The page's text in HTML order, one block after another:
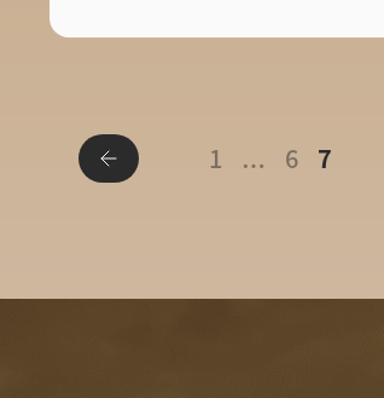
1 … 6 7